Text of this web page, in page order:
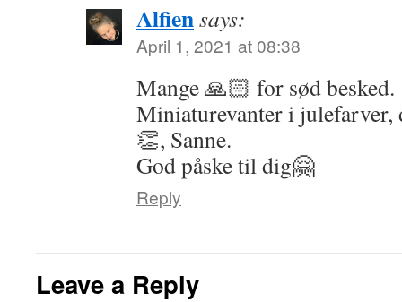
Alfiensays:
April 1, 2021 at 08:38
Mange 🙏🏻 for sød besked.
Miniaturevanter i julefarver,
👏, Sanne.
God påske til dig🤗
Reply
Leave a Reply